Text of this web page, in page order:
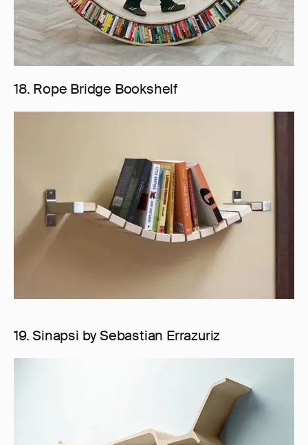
18. Rope Bridge Bookshelf
19. Sinapsi by Sebastian Errazuriz